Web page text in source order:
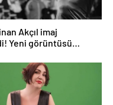
Akçıl imaj
Yeni görüntüsü